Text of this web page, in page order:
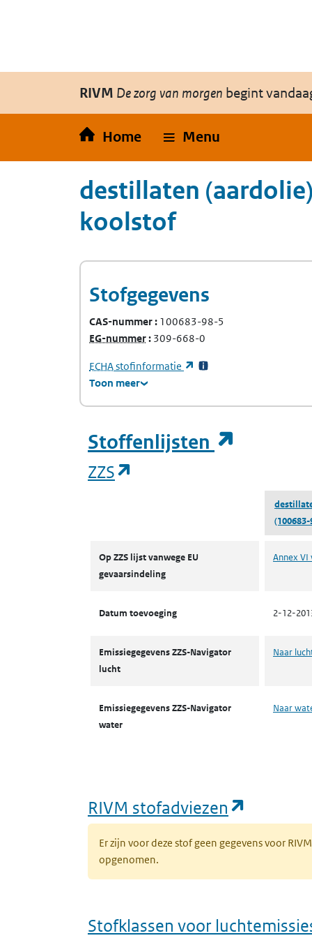
RIVM De zorg van morgen begint
Home Menu
destillaten
koolstof
Stofgegevens
CAS-nummer 100683-98-5
EG-nummer(Europees Gemeenschap-nummer)
309-668-0
ECHA(Europees Agentschap voor chemische
stofinformatie
(opent in een nieuw
Toon meer
Stoffenlijsten
ZZS
Op ZZS lijst vanwege EU
gevaarsindeling
Annex VI
Datum toevoeging 2-12-
Emissiegegevens ZZS-Navigator
lucht
Naar
Emissiegegevens ZZS-Navigator
water
Naar
RIVM stofadviezen
Er zijn voor deze stof geen gegevens voor
opgenomen.
Stofklassen voor